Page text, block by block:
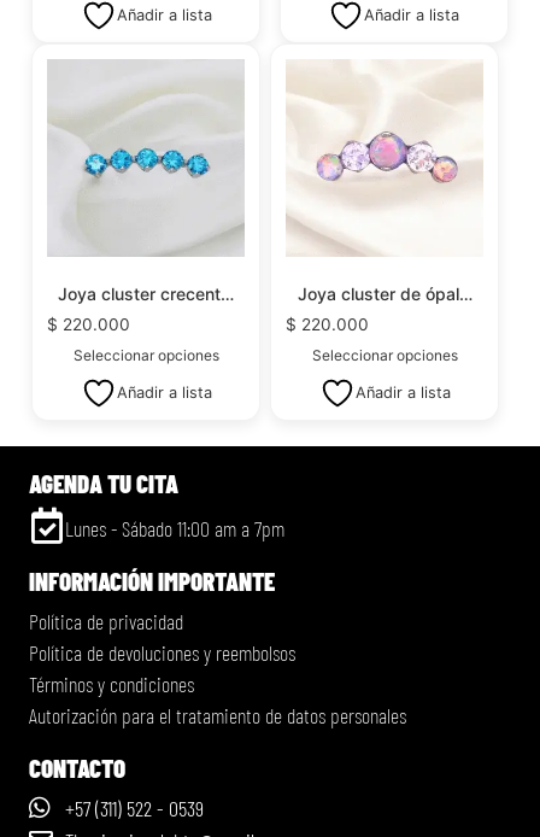
Añadir a lista Añadir a lista
Joya cluster crecent…
$ 220.000
Seleccionar opciones
Añadir a lista
Joya cluster de ópal…
$ 220.000
Seleccionar opciones
Añadir a lista
AGENDA TU CITA
Lunes - Sábado 11:00 am a 7pm
INFORMACIÓN IMPORTANTE
Política de privacidad
Política de devoluciones y reembolsos
Términos y condiciones
Autorización para el tratamiento de datos personales
CONTACTO
+57 (311) 522 - 0539